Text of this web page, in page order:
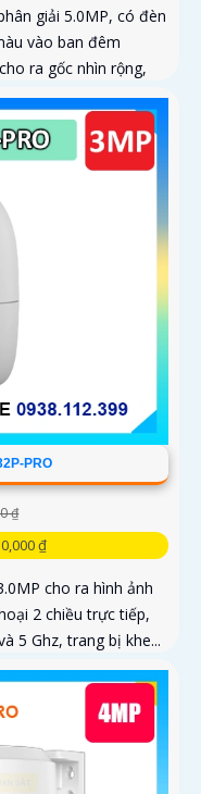
giải 5.0MP, có đèn
vào ban đêm
ra gốc nhìn rộng,
PRO
₫
₫
cho ra hình ảnh
2 chiều trực tiếp,
5 Ghz, trang bị khe...